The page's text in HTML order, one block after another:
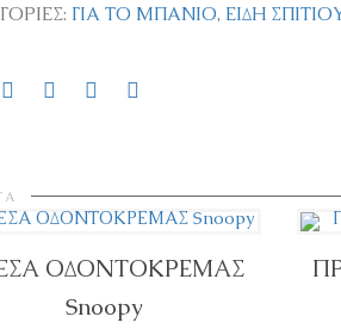
ΓΙΑ ΤΟ ΜΠΆΝΙΟ, ΕΊΔΗ
ΣΤΟ ΚΑΛΆΘΙ
ΟΔΟΝΤΟΚΡΕΜΑΣ
Snoopy